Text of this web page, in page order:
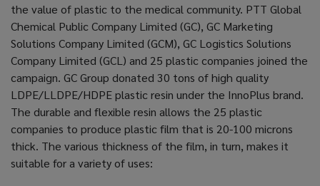
the value of plastic to the medical community. PTT Global
Chemical Public Company Limited (GC), GC Marketing
Solutions Company Limited (GCM), GC Logistics Solutions
Company Limited (GCL) and 25 plastic companies joined the
campaign. GC Group donated 30 tons of high quality
LDPE/LLDPE/HDPE plastic resin under the InnoPlus brand.
The durable and flexible resin allows the 25 plastic
companies to produce plastic film that is 20-100 microns
thick. The various thickness of the film, in turn, makes it
suitable for a variety of uses: